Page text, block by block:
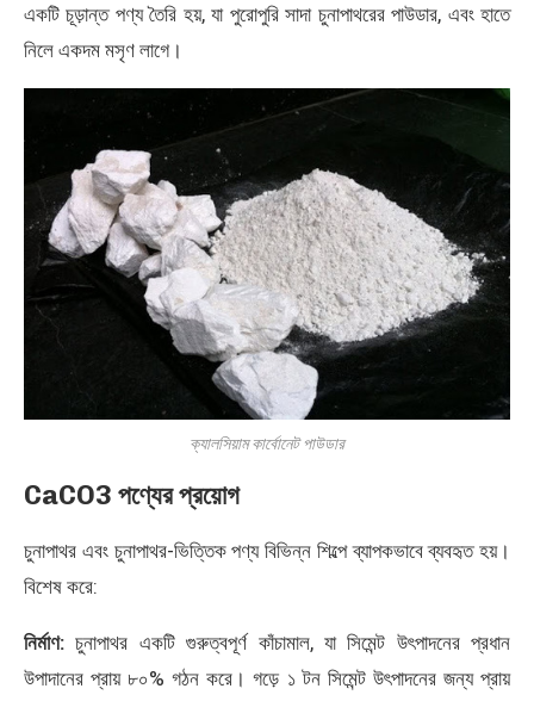
একটি চূড়ান্ত পণ্য তৈরি হয়, যা পুরোপুরি সাদা চুনাপাথরের পাউডার, এবং হাতে
নিলে একদম মসৃণ লাগে।
ক্যালসিয়াম কার্বোনেট পাউডার
CaCO3 পণ্যের প্রয়োগ
চুনাপাথর এবং চুনাপাথর-ভিত্তিক পণ্য বিভিন্ন শিল্পে ব্যাপকভাবে ব্যবহৃত হয়।
বিশেষ করে:
নির্মাণ: চুনাপাথর একটি গুরুত্বপূর্ণ কাঁচামাল, যা সিমেন্ট উৎপাদনের প্রধান
উপাদানের প্রায় ৮০% গঠন করে। গড়ে ১ টন সিমেন্ট উৎপাদনের জন্য প্রায়